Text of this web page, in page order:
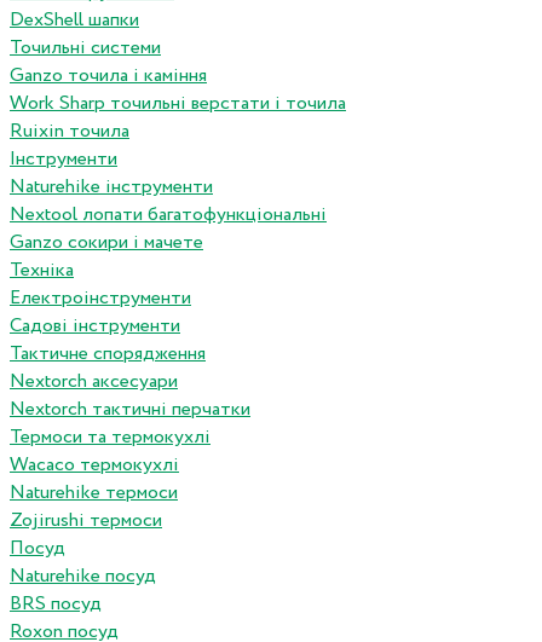
DexShell шапки
Точильні системи
Ganzo точила і каміння
Work Sharp точильні верстати і точила
Ruixin точила
Інструменти
Naturehike інструменти
Nextool лопати багатофункціональні
Ganzo сокири і мачете
Техніка
Електроінструменти
Садові інструменти
Тактичне спорядження
Nextorch аксесуари
Nextorch тактичні перчатки
Термоси та термокухлі
Wacaco термокухлі
Naturehike термоси
Zojirushi термоси
Посуд
Naturehike посуд
BRS посуд
Roxon посуд